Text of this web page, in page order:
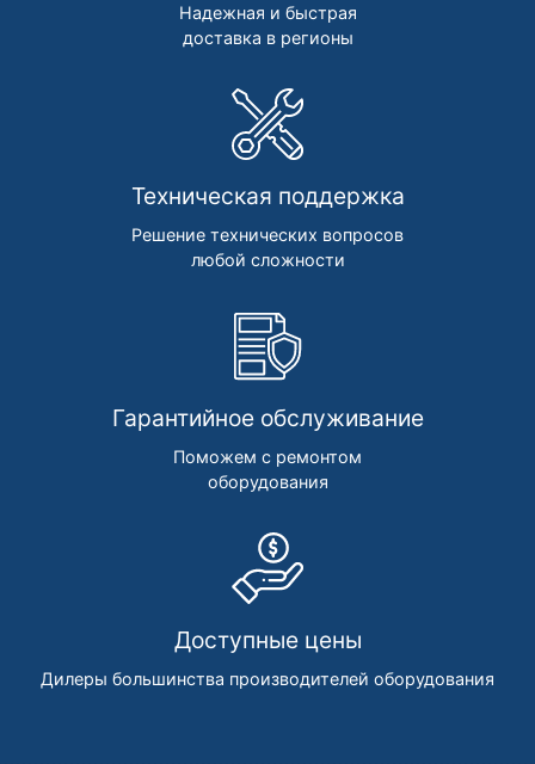
Надежная и быстрая
доставка в регионы
Техническая поддержка
Решение технических вопросов
любой сложности
Гарантийное обслуживание
Поможем с ремонтом
оборудования
Доступные цены
Дилеры большинства производителей оборудования